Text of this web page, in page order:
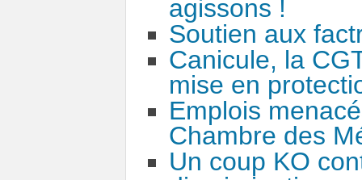
agissons !
Soutien aux
Canicule, la
mise en
Emplois
Chambre des
Un coup KO